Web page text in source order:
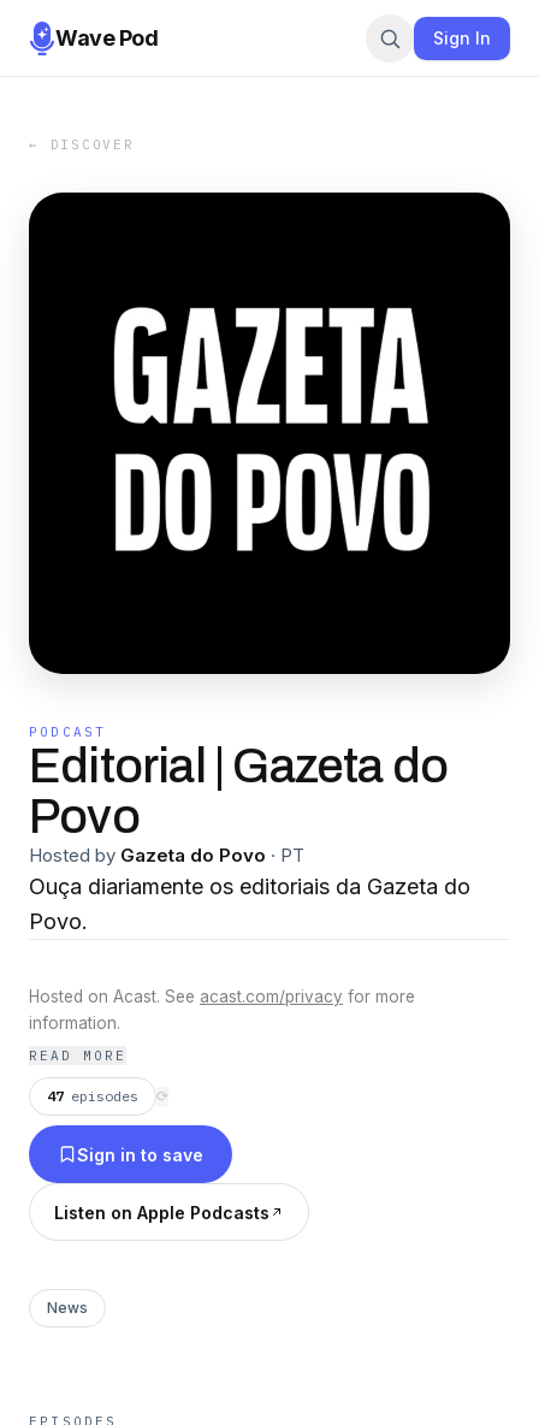
Wave Pod Sign In
← DISCOVER
PODCAST
Editorial | Gazeta do
Povo
Hosted by Gazeta do Povo · PT
Ouça diariamente os editoriais da Gazeta do
Povo.
Hosted on Acast. See acast.com/privacy for more
information.
READ MORE
47 episodes ⟳
Sign in to save
Listen on Apple Podcasts
News
EPISODES